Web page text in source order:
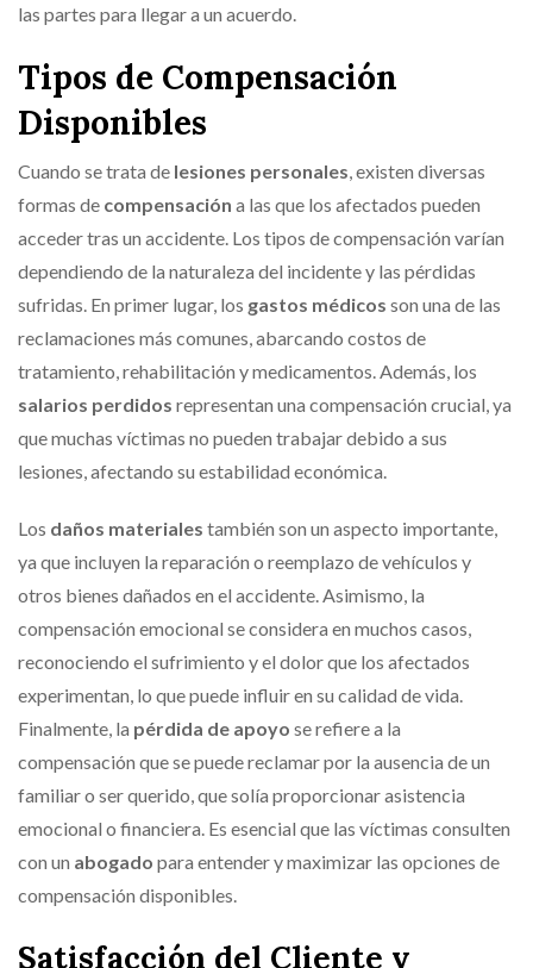
las partes para llegar a un acuerdo.
Tipos de Compensación
Disponibles
Cuando se trata de lesiones personales , existen diversas
formas de compensación a las que los afectados pueden
acceder tras un accidente. Los tipos de compensación varían
dependiendo de la naturaleza del incidente y las pérdidas
sufridas. En primer lugar, los gastos médicos son una de las
reclamaciones más comunes, abarcando costos de
tratamiento, rehabilitación y medicamentos. Además, los
salarios perdidos representan una compensación crucial, ya
que muchas víctimas no pueden trabajar debido a sus
lesiones, afectando su estabilidad económica.
Los daños materiales también son un aspecto importante,
ya que incluyen la reparación o reemplazo de vehículos y
otros bienes dañados en el accidente. Asimismo, la
compensación emocional se considera en muchos casos,
reconociendo el sufrimiento y el dolor que los afectados
experimentan, lo que puede influir en su calidad de vida.
Finalmente, la pérdida de apoyo se refiere a la
compensación que se puede reclamar por la ausencia de un
familiar o ser querido, que solía proporcionar asistencia
emocional o financiera. Es esencial que las víctimas consulten
con un abogado para entender y maximizar las opciones de
compensación disponibles.
Satisfacción del Cliente y